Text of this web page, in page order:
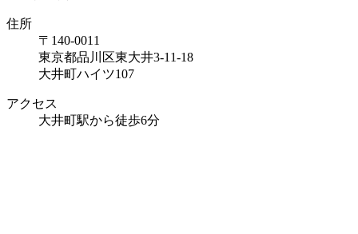
住所
〒140-0011
東京都品川区東大井3-11-18
大井町ハイツ107
アクセス
大井町駅から徒歩6分